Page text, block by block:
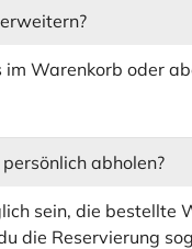
Warenkorb oder
abholen?
sein, die bestellte
die Reservierung